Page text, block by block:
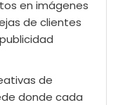
en imágenes
de clientes
de
donde cada